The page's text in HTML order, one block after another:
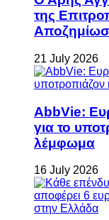
της
21 July 2026
AbbVie:
για το
λέμφωμα
16 July 2026